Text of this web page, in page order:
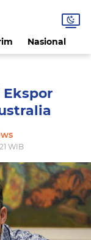
Nasional
Ekspor
WIB